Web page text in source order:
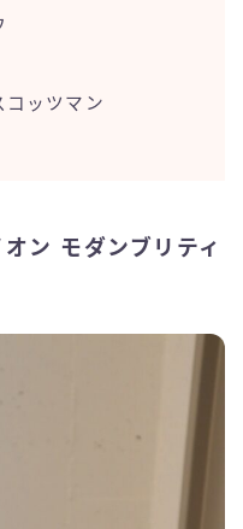
コッツマン
ン モダンブリティ